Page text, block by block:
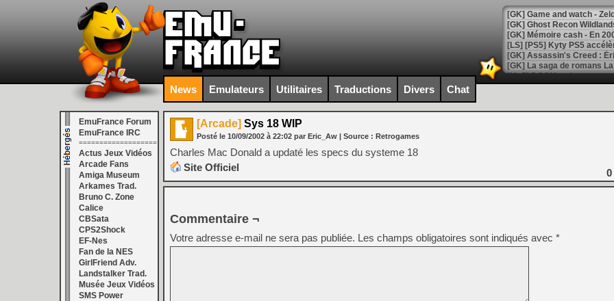
[Mo5] DOOM arrive en
[GK] Bethesda fête les 30
[GK] Roblox : l'action en
[GK] Agenda - GeForce
[LS] [PS5] ps5-y2jb-
[GK] Pourquoi Marvel
[GK] Test : Restory : Chill
[GK] GTA 6 : Rockstar
[GK] Hot Wheels Infinite
[GK] Mémoire cash -
[GK] Résultats Nintendo :
[GK] Déjà des
[Mo5] Brickboy cherche à
[GK] Minecraft et ses «
News Emulateurs Utilitaires Traductions Divers Chat
EmuFrance Forum
EmuFrance IRC
===================
Actus Jeux Vidéos
Arcade Fans
Amiga Museum
Arkames Trad.
Bruno C. Zone
Calice
CBSata
CPS2Shock
EF-Nes
Fan de la NES
GirlFriend Adv.
Landstalker Trad.
Musée Jeux Vidéos
SMS Power
[Arcade] Sys 18 WIP
Posté le 10/09/2002 à 22:02 par Eric_Aw | Source : Retrogames
Charles Mac Donald a updaté les specs du systeme 18
Site Officiel
0
Commentaire ¬
Votre adresse e-mail ne sera pas publiée. Les champs obligatoires sont indiqués avec *